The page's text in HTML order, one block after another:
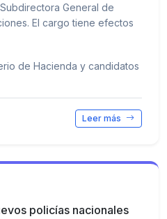
General de
El cargo tiene efectos
de Hacienda y candidatos
Leer más
policías nacionales